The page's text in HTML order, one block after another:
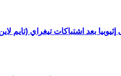
بعد اشتباكات تيغراي (تايم